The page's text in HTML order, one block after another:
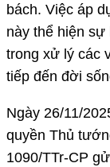
bách. Việc áp
này thể hiện
trong xử lý các
tiếp đến đời
Ngày 26/11/
quyền Thủ
1090/TTr-CP